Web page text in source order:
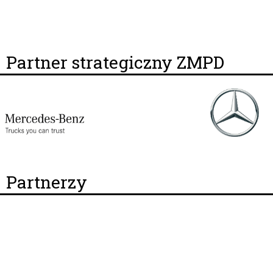
Partner strategiczny ZMPD
Partnerzy